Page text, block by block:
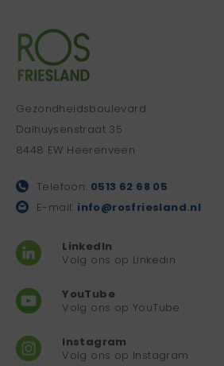
Gezondheidsboulevard
Dalhuysenstraat 35
8448 EW Heerenveen
Telefoon: 0513 62 68 05
E-mail: info@rosfriesland.nl
LinkedIn
Volg ons op Linkedin
YouTube
Volg ons op YouTube
Instagram
Volg ons op Instagram